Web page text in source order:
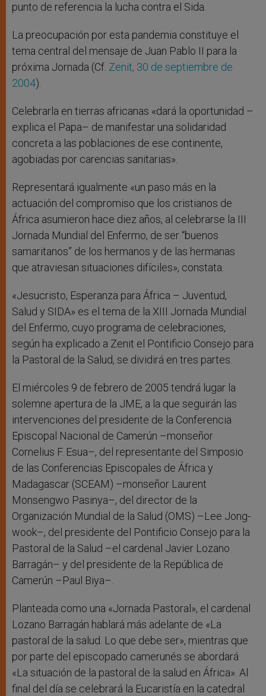
punto de referencia la lucha contra el Sida.
La preocupación por esta pandemia constituye el
tema central del mensaje de Juan Pablo II para la
próxima Jornada (Cf. Zenit, 30 de septiembre de
2004).
Celebrarla en tierras africanas «dará la oportunidad –
explica el Papa– de manifestar una solidaridad
concreta a las poblaciones de ese continente,
agobiadas por carencias sanitarias».
Representará igualmente «un paso más en la
actuación del compromiso que los cristianos de
África asumieron hace diez años, al celebrarse la III
Jornada Mundial del Enfermo, de ser “buenos
samaritanos” de los hermanos y de las hermanas
que atraviesan situaciones difíciles», constata.
«Jesucristo, Esperanza para África – Juventud,
Salud y SIDA» es el tema de la XIII Jornada Mundial
del Enfermo, cuyo programa de celebraciones,
según ha explicado a Zenit el Pontificio Consejo para
la Pastoral de la Salud, se dividirá en tres partes.
El miércoles 9 de febrero de 2005 tendrá lugar la
solemne apertura de la JME, a la que seguirán las
intervenciones del presidente de la Conferencia
Episcopal Nacional de Camerún –monseñor
Cornelius F. Esua–, del representante del Simposio
de las Conferencias Episcopales de África y
Madagascar (SCEAM) –monseñor Laurent
Monsengwo Pasinya–, del director de la
Organización Mundial de la Salud (OMS) –Lee Jong-
wook–, del presidente del Pontificio Consejo para la
Pastoral de la Salud –el cardenal Javier Lozano
Barragán– y del presidente de la República de
Camerún –Paul Biya–.
Planteada como una «Jornada Pastoral», el cardenal
Lozano Barragán hablará más adelante de «La
pastoral de la salud. Lo que debe ser», mientras que
por parte del episcopado camerunés se abordará
«La situación de la pastoral de la salud en África». Al
final del día se celebrará la Eucaristía en la catedral